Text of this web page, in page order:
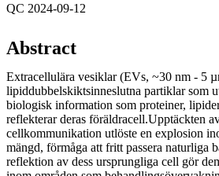
QC 2024-09-12
Abstract
Extracellulära vesiklar (EVs, ~30 nm - 5
lipiddubbelskiktsinneslutna partiklar som
biologisk information som proteiner,
reflekterar deras föräldracell.Upptäckten
cellkommunikation utlöste en explosion
mängd, förmåga att fritt passera naturliga
reflektion av dess ursprungliga cell gör